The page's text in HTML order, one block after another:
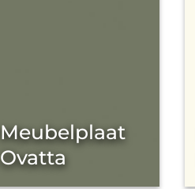
Meubelplaat
Ovatta